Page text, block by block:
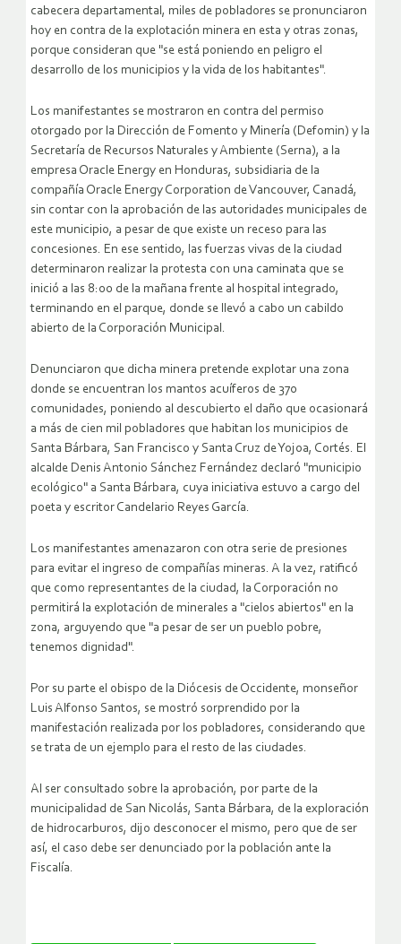
cabecera departamental, miles de pobladores se pronunciaron
hoy en contra de la explotación minera en esta y otras zonas,
porque consideran que "se está poniendo en peligro el
desarrollo de los municipios y la vida de los habitantes".
Los manifestantes se mostraron en contra del permiso
otorgado por la Dirección de Fomento y Minería (Defomin) y la
Secretaría de Recursos Naturales y Ambiente (Serna), a la
empresa Oracle Energy en Honduras, subsidiaria de la
compañía Oracle Energy Corporation de Vancouver, Canadá,
sin contar con la aprobación de las autoridades municipales de
este municipio, a pesar de que existe un receso para las
concesiones. En ese sentido, las fuerzas vivas de la ciudad
determinaron realizar la protesta con una caminata que se
inició a las 8:00 de la mañana frente al hospital integrado,
terminando en el parque, donde se llevó a cabo un cabildo
abierto de la Corporación Municipal.
Denunciaron que dicha minera pretende explotar una zona
donde se encuentran los mantos acuíferos de 370
comunidades, poniendo al descubierto el daño que ocasionará
a más de cien mil pobladores que habitan los municipios de
Santa Bárbara, San Francisco y Santa Cruz de Yojoa, Cortés. El
alcalde Denis Antonio Sánchez Fernández declaró "municipio
ecológico" a Santa Bárbara, cuya iniciativa estuvo a cargo del
poeta y escritor Candelario Reyes García.
Los manifestantes amenazaron con otra serie de presiones
para evitar el ingreso de compañías mineras. A la vez, ratificó
que como representantes de la ciudad, la Corporación no
permitirá la explotación de minerales a "cielos abiertos" en la
zona, arguyendo que "a pesar de ser un pueblo pobre,
tenemos dignidad".
Por su parte el obispo de la Diócesis de Occidente, monseñor
Luis Alfonso Santos, se mostró sorprendido por la
manifestación realizada por los pobladores, considerando que
se trata de un ejemplo para el resto de las ciudades.
Al ser consultado sobre la aprobación, por parte de la
municipalidad de San Nicolás, Santa Bárbara, de la exploración
de hidrocarburos, dijo desconocer el mismo, pero que de ser
así, el caso debe ser denunciado por la población ante la
Fiscalía.